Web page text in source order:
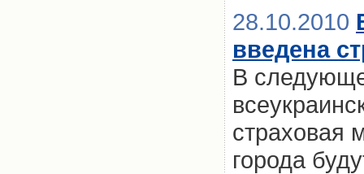
28.10.2010
введена
В
страховая
города